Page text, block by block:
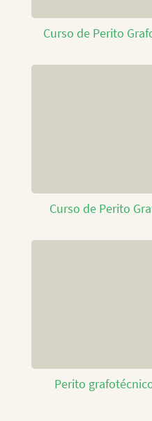
Curso de Perito
Curso de Perito
Perito